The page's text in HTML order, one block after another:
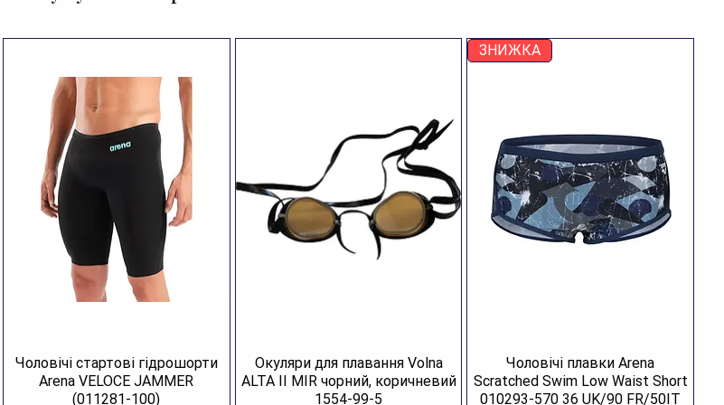
Чоловічі стартові гідрошорти
Arena VELOCE JAMMER
(011281-100)
Окуляри для плавання Volna
ALTA II MIR чорний, коричневий
1554-99-5
ЗНИЖКА
Чоловічі плавки Arena
Scratched Swim Low Waist Short
010293-570 36 UK/90 FR/50IT